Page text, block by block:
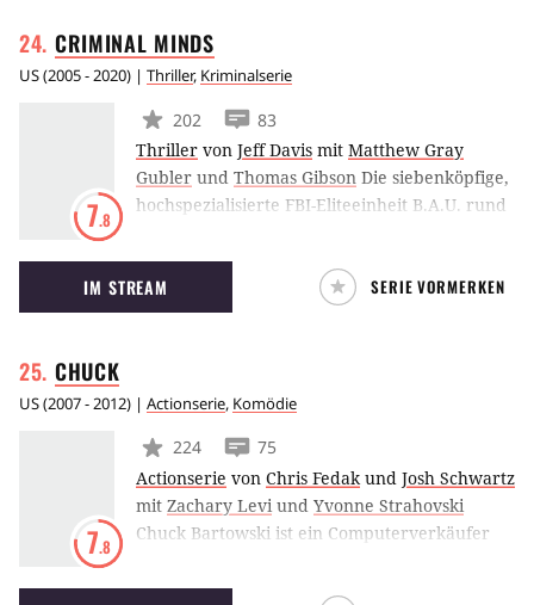
CRIMINAL MINDS
US(2005 - 2020) | Thriller, Kriminalserie
7.8
202
83
Thriller von Jeff Davis mit Matthew Gray
Gubler und Thomas Gibson Die siebenköpfige,
hochspezialisierte FBI-Eliteeinheit B.A.U. rund
Agent Jason Gideon erstellt Serientäterprofile,
um damit Gewaltverbrechern
zuvorzukommen. Jeder der Ermittler trägt mit
IM STREAM SERIE VORMERKEN
CHUCK
US(2007 - 2012) | Actionserie, Komödie
7.8
224
75
Actionserie von Chris Fedakund Josh Schwartz
mit Zachary Leviund Yvonne Strahovski
Chuck Bartowski ist ein Computerverkäufer
aufregenden Lebens. Doch dann überschlagen